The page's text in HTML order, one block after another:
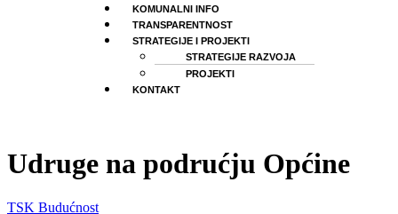
KOMUNALNI INFO
TRANSPARENTNOST
STRATEGIJE I PROJEKTI
STRATEGIJE RAZVOJA
PROJEKTI
KONTAKT
Udruge na podrućju Općine
TSK Budućnost